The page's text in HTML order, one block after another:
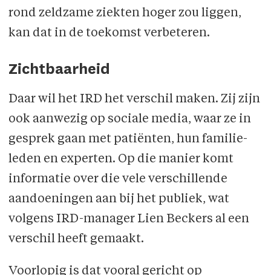
rond zeldzame ziekten hoger zou liggen,
kan dat in de toekomst verbeteren.
Zichtbaarheid
Daar wil het IRD het verschil maken. Zij zijn
ook aanwezig op sociale media, waar ze in
gesprek gaan met patiënten, hun familie­
leden en experten. Op die manier komt
informatie over die vele verschillende
aandoeningen aan bij het publiek, wat
volgens IRD-manager Lien Beckers al een
verschil heeft gemaakt.
Voorlopig is dat vooral gericht op